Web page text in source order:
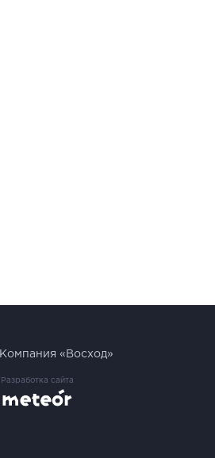
Компания «Восход»
Разработка сайта